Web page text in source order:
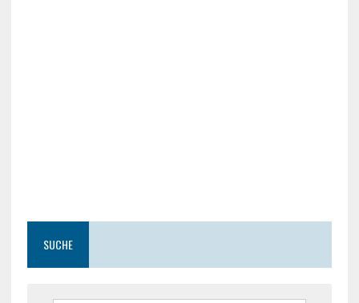
SUCHE